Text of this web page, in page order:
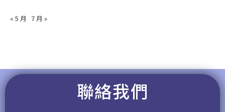
« 5 月 7 月 »
聯絡我們